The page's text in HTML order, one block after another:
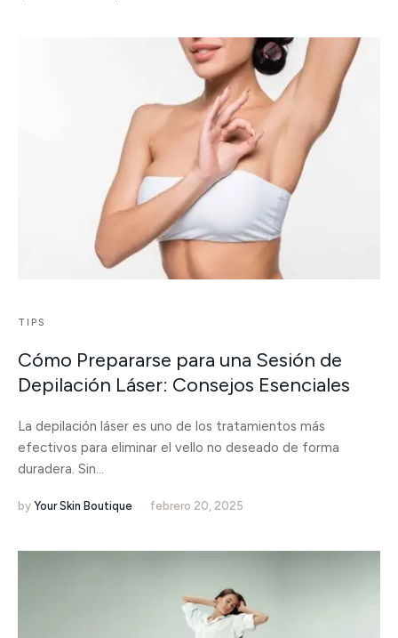
TIPS
Cómo Prepararse para una Sesión de
Depilación Láser: Consejos Esenciales
La depilación láser es uno de los tratamientos más
efectivos para eliminar el vello no deseado de forma
duradera. Sin...
by Your Skin Boutique febrero 20, 2025